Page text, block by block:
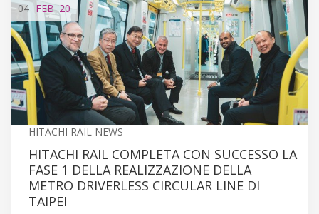
04 FEB'20
HITACHI RAIL NEWS
HITACHI RAIL COMPLETA CON SUCCESSO LA
FASE 1 DELLA REALIZZAZIONE DELLA
METRO DRIVERLESS CIRCULAR LINE DI
TAIPEI